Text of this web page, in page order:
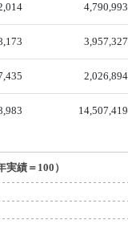
4,790,993
3,957,327
2,026,894
14,507,419
績＝100）